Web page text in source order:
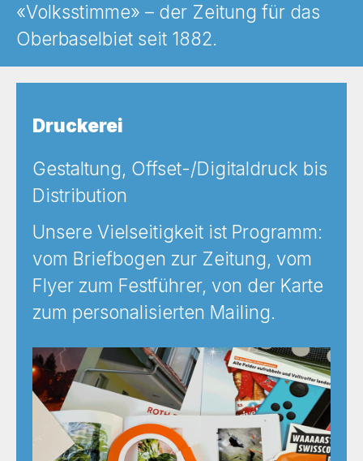
«Volksstimme» – der Zeitung für das
Oberbaselbiet seit 1882.
Druckerei
Gestaltung, Offset-/Digitaldruck bis
Distribution
Unsere Vielseitigkeit ist Programm:
vom Briefbogen zur Zeitung, vom
Flyer zum Festführer, von der Karte
zum personalisierten Mailing.